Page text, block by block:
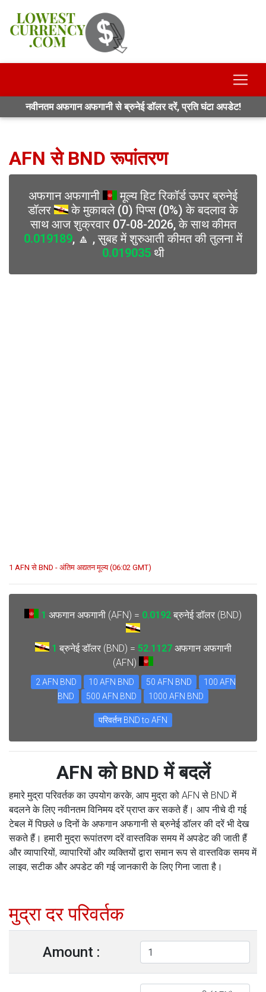
नवीनतम अफगान अफगानी से ब्रुनेई डॉलर दरें, प्रति घंटा अपडेट!
AFN से BND रूपांतरण
अफगान अफगानी
मूल्य हिट रिकॉर्ड ऊपर ब्रुनेई
डॉलर
के मुकाबले (0) पिप्स (0%) के बदलाव के
साथ आज शुक्रवार 07-08-2026, के साथ कीमत
0.019189, 🔼 , सुबह में शुरुआती कीमत की तुलना में
0.019035थी
1 AFN से BND - अंतिम अद्यतन मूल्य (06:02 GMT)
1 अफगान अफगानी (AFN) = 0.0192 ब्रुनेई डॉलर (BND)
1 ब्रुनेई डॉलर (BND) = 52.1127अफगान अफगानी
(AFN)
2 AFN BND 10 AFN BND 50 AFN BND
100 AFN
BND
500 AFN BND 1000 AFN BND
परिवर्तन BND to AFN
AFN को BND में बदलें
हमारे मुद्रा परिवर्तक का उपयोग करके, आप मुद्रा को AFN से BND में
बदलने के लिए नवीनतम विनिमय दरें प्राप्त कर सकते हैं। आप नीचे दी गई
टेबल में पिछले ७ दिनों के अफगान अफगानी से ब्रुनेई डॉलर की दरें भी देख
सकते हैं। हमारी मुद्रा रूपांतरण दरें वास्तविक समय में अपडेट की जाती हैं
और व्यापारियों, व्यापारियों और व्यक्तियों द्वारा समान रूप से वास्तविक समय में
लाइव, सटीक और अपडेट की गई जानकारी के लिए गिना जाता है।
मुद्रा दर परिवर्तक
Amount :